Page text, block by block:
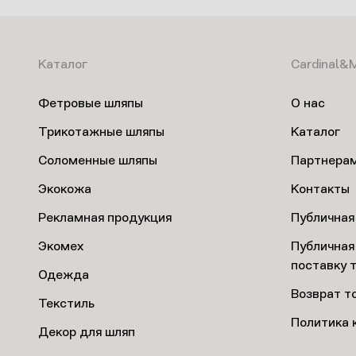
Каталог
Фетровые шляпы
Трикотажные шляпы
Соломенные шляпы
Экокожа
Рекламная продукция
Экомех
Одежда
Текстиль
Декор для шляп
О нас
Каталог
Контакты
поставку
Возврат
Политика